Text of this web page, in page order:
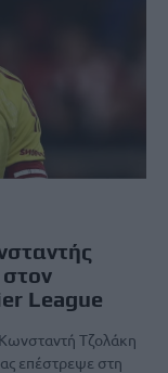
League
Τζολάκη
επέστρεψε στη